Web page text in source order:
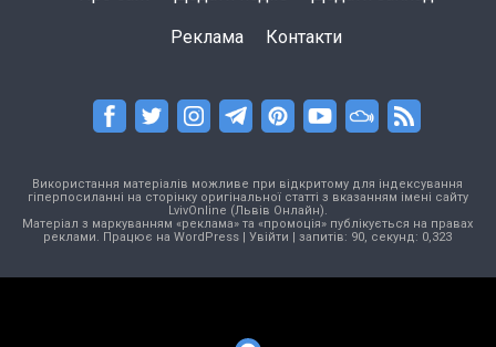
Реклама Контакти
Використання матеріалів можливе при відкритому для індексування
гіперпосиланні на сторінку оригінальної статті з вказанням імені сайту
LvivOnline (Львів Онлайн).
Матеріал з маркуванням «реклама» та «промоція» публікується на правах
реклами. Працює наWordPress |Увійти | запитів: 90, секунд: 0,323